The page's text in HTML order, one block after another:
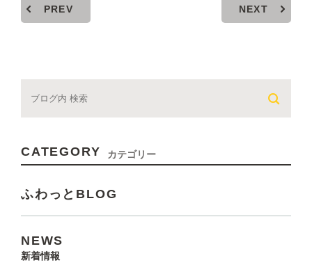
PREV NEXT
CATEGORY カテゴリー
ふわっとBLOG
NEWS
新着情報